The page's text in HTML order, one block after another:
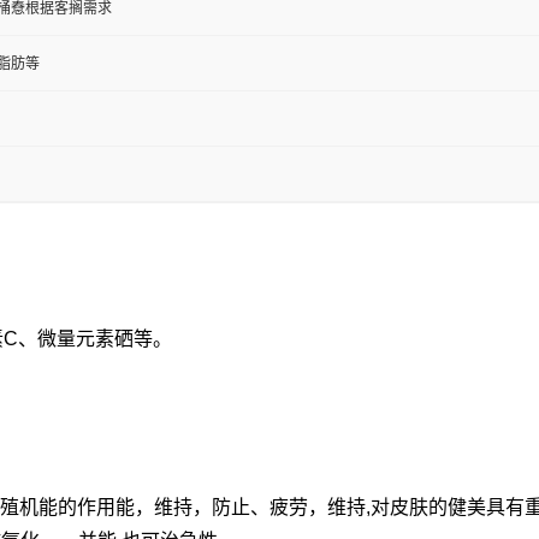
憃根据客搁需求
肪等
、微量元素硒等。
能的作用能，维持，防止、疲劳，维持,对皮肤的健美具有